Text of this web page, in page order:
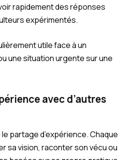
rapidement des réponses
expérimentés.
utile face à un
une situation urgente sur une
avec d’autres
partage d’expérience. Chaque
sa vision, raconter son vécu ou